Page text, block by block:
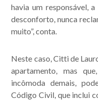
havia um responsável,
desconforto, nunca
muito”, conta.
Neste caso, Citti de
apartamento, mas
incômoda demais,
Código Civil, que inclui